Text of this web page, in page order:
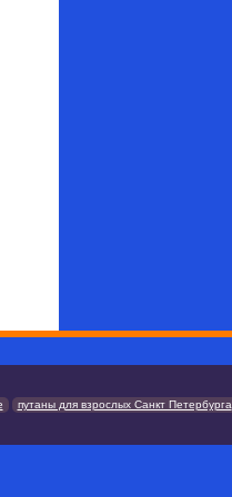
путаны для взрослых Санкт Петербурга